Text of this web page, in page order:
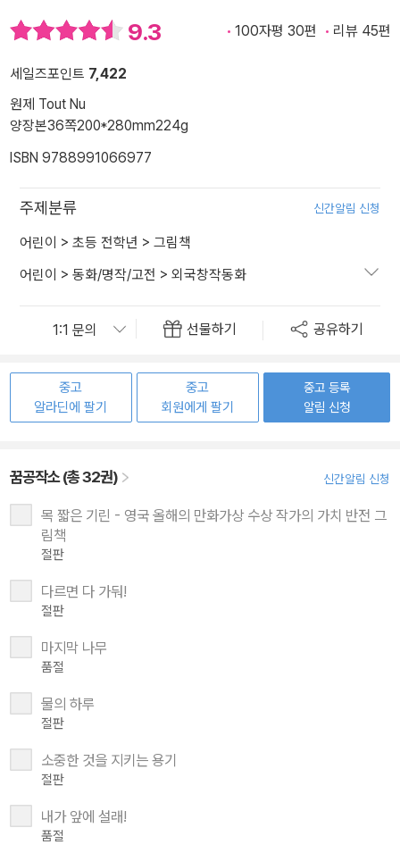
9.3 100자평 30편 리뷰 45편
세일즈포인트 7,422
원제 Tout Nu
양장본36쪽200*280mm224g
ISBN 9788991066977
주제분류 신간알림 신청
어린이 > 초등 전학년 > 그림책
어린이 > 동화/명작/고전 > 외국창작동화
선물하기 공유하기
중고
알라딘에 팔기
중고
회원에게 팔기
중고 등록
알림 신청
꿈공작소 (총 32권) 신간알림 신청
목 짧은 기린 - 영국 올해의 만화가상 수상 작가의 가치 반전 그
림책
절판
다르면 다 가둬!
절판
마지막 나무
품절
물의 하루
절판
소중한 것을 지키는 용기
절판
내가 앞에 설래!
품절